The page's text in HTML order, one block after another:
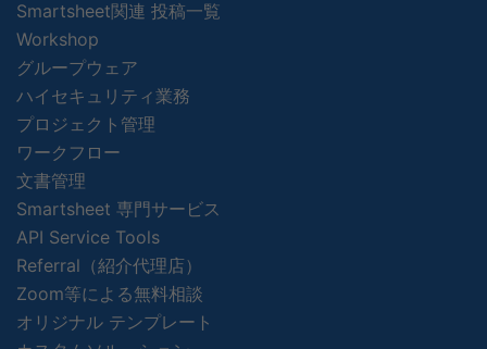
Smartsheet関連 投稿一覧
Workshop
グループウェア
ハイセキュリティ業務
プロジェクト管理
ワークフロー
文書管理
Smartsheet 専門サービス
API Service Tools
Referral（紹介代理店）
Zoom等による無料相談
オリジナル テンプレート